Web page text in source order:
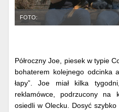
FOTO:
Półroczny Joe, piesek w typie
bohaterem kolejnego odcinka
łapy”. Joe miał kilka
reklamówce, podrzucony na
osiedli w Olecku. Dosyć